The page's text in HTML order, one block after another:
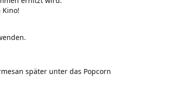
später unter das Popcorn